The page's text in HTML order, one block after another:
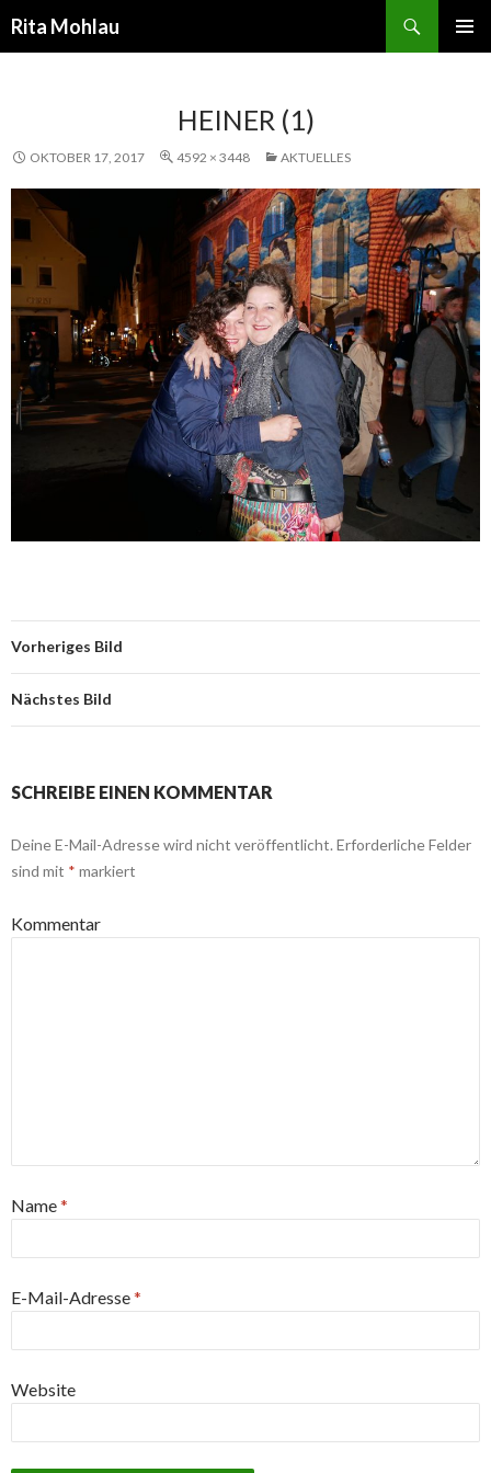
Rita Mohlau
HEINER (1)
OKTOBER 17, 2017 4592 × 3448 AKTUELLES
Vorheriges Bild
Nächstes Bild
SCHREIBE EINEN KOMMENTAR
Deine E-Mail-Adresse wird nicht veröffentlicht. Erforderliche Felder
sind mit * markiert
Kommentar
Name*
E-Mail-Adresse*
Website